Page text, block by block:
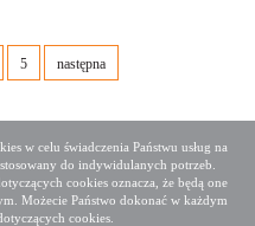
w celu świadczenia Państwu usług na
do indywidulanych potrzeb.
cookies oznacza, że będą one
Możecie Państwo dokonać w każdym
cookies.
5 następna
Facebook Linkedin